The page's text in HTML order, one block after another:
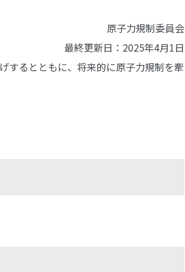
原子力規制委員会
最終更新日：2025年4月1日
するとともに、将来的に原子力規制を牽